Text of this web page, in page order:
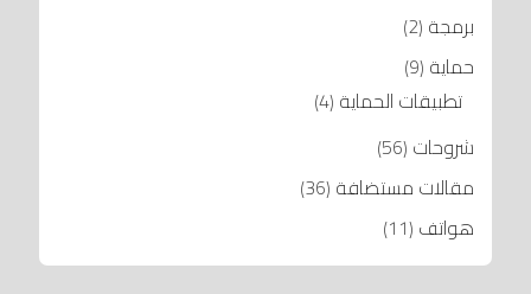
برمجة (2)
حماية (9)
تطبيقات الحماية (4)
شروحات (56)
مقالات مستضافة (36)
هواتف (11)